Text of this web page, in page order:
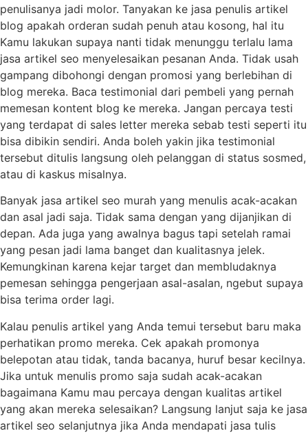
penulisanya jadi molor. Tanyakan ke jasa penulis artikel
blog apakah orderan sudah penuh atau kosong, hal itu
Kamu lakukan supaya nanti tidak menunggu terlalu lama
jasa artikel seo menyelesaikan pesanan Anda. Tidak usah
gampang dibohongi dengan promosi yang berlebihan di
blog mereka. Baca testimonial dari pembeli yang pernah
memesan kontent blog ke mereka. Jangan percaya testi
yang terdapat di sales letter mereka sebab testi seperti itu
bisa dibikin sendiri. Anda boleh yakin jika testimonial
tersebut ditulis langsung oleh pelanggan di status sosmed,
atau di kaskus misalnya.
Banyak jasa artikel seo murah yang menulis acak-acakan
dan asal jadi saja. Tidak sama dengan yang dijanjikan di
depan. Ada juga yang awalnya bagus tapi setelah ramai
yang pesan jadi lama banget dan kualitasnya jelek.
Kemungkinan karena kejar target dan membludaknya
pemesan sehingga pengerjaan asal-asalan, ngebut supaya
bisa terima order lagi.
Kalau penulis artikel yang Anda temui tersebut baru maka
perhatikan promo mereka. Cek apakah promonya
belepotan atau tidak, tanda bacanya, huruf besar kecilnya.
Jika untuk menulis promo saja sudah acak-acakan
bagaimana Kamu mau percaya dengan kualitas artikel
yang akan mereka selesaikan? Langsung lanjut saja ke jasa
artikel seo selanjutnya jika Anda mendapati jasa tulis